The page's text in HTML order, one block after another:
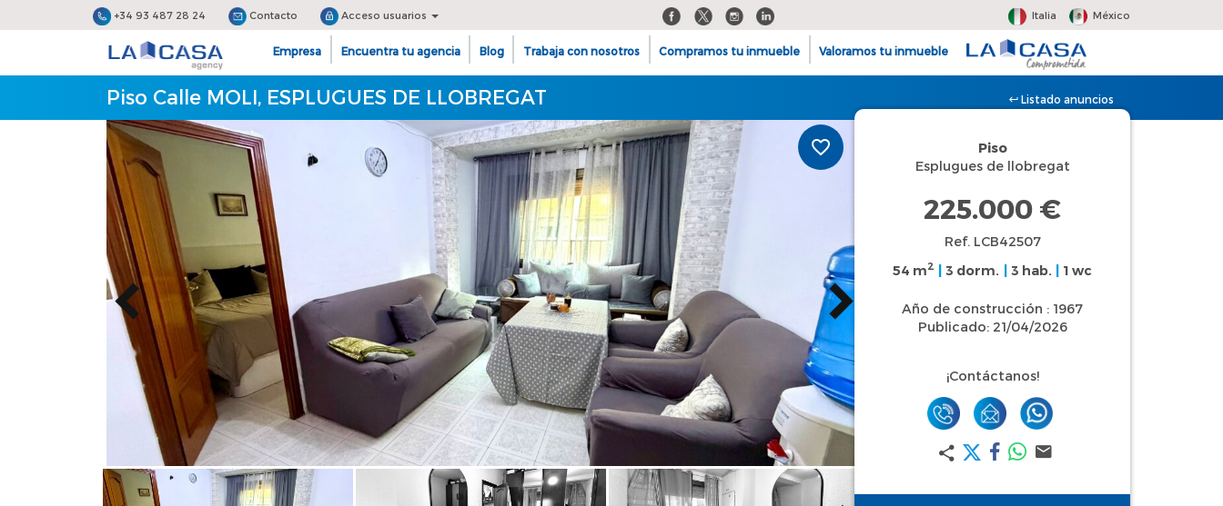
+34 93 487 28 24 Contacto Acceso usuarios Italia México
Empresa Encuentra tu agencia Blog Trabaja con nosotros Compramos tu inmueble Valoramos tu inmueble
Piso Calle MOLI, ESPLUGUES DE LLOBREGAT Listado anuncios
Piso
Esplugues de llobregat
225.000 €
Ref. LCB42507
54 m2 3 dorm. 3 hab. 1 wc
Año de construcción : 1967
Publicado: 21/04/2026
¡Contáctanos!